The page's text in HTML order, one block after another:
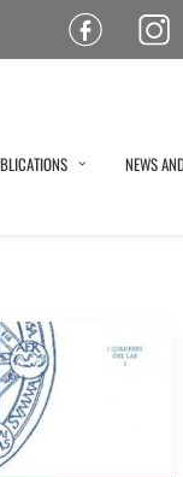
Pagina Facebook ISPF
Pagina
NEWS